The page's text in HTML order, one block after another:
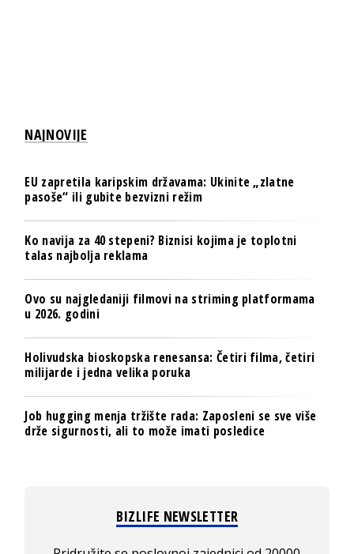
NAJNOVIJE
EU zapretila karipskim državama: Ukinite „zlatne
pasoše“ ili gubite bezvizni režim
Ko navija za 40 stepeni? Biznisi kojima je toplotni
talas najbolja reklama
Ovo su najgledaniji filmovi na striming platformama
u 2026. godini
Holivudska bioskopska renesansa: Četiri filma, četiri
milijarde i jedna velika poruka
Job hugging menja tržište rada: Zaposleni se sve više
drže sigurnosti, ali to može imati posledice
BIZLIFE NEWSLETTER